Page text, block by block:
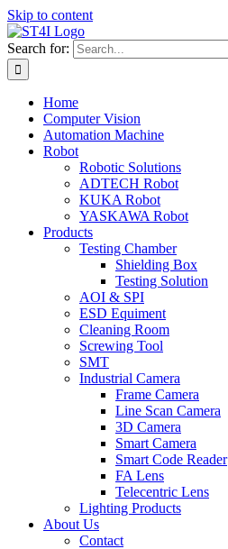
Skip to content
Search for:
Home
Computer Vision
Automation Machine
Robot
Robotic Solutions
ADTECH Robot
KUKA Robot
YASKAWA Robot
Products
Testing Chamber
Shielding Box
Testing Solution
AOI & SPI
ESD Equiment
Cleaning Room
Screwing Tool
SMT
Industrial Camera
Frame Camera
Line Scan Camera
3D Camera
Smart Camera
Smart Code Reader
FA Lens
Telecentric Lens
Lighting Products
About Us
Contact